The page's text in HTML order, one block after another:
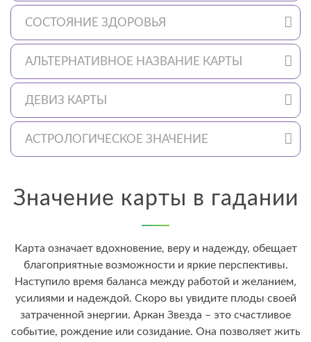
СОСТОЯНИЕ ЗДОРОВЬЯ
АЛЬТЕРНАТИВНОЕ НАЗВАНИЕ КАРТЫ
ДЕВИЗ КАРТЫ
АСТРОЛОГИЧЕСКОЕ ЗНАЧЕНИЕ
Значение карты в гадании
Карта означает вдохновение, веру и надежду, обещает
благоприятные возможности и яркие перспективы.
Наступило время баланса между работой и желанием,
усилиями и надеждой. Скоро вы увидите плоды своей
затраченной энергии. Аркан Звезда – это счастливое
событие, рождение или созидание. Она позволяет жить